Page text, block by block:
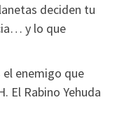
deciden tu
y lo que
el enemigo que
El Rabino Yehuda